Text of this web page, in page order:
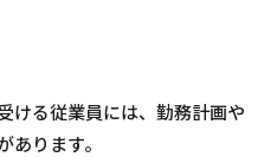
ける従業員には、勤務計画や
ります。